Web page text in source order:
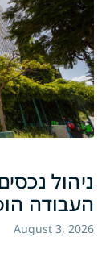
ניהול
העבודה
August 3, 2026